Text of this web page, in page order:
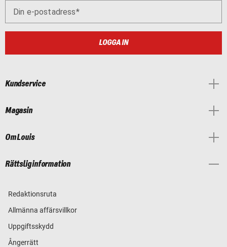
Din e-postadress
LOGGA IN
Kundservice
Magasin
Om Louis
Rättslig information
Redaktionsruta
Allmänna affärsvillkor
Uppgiftsskydd
Ångerrätt